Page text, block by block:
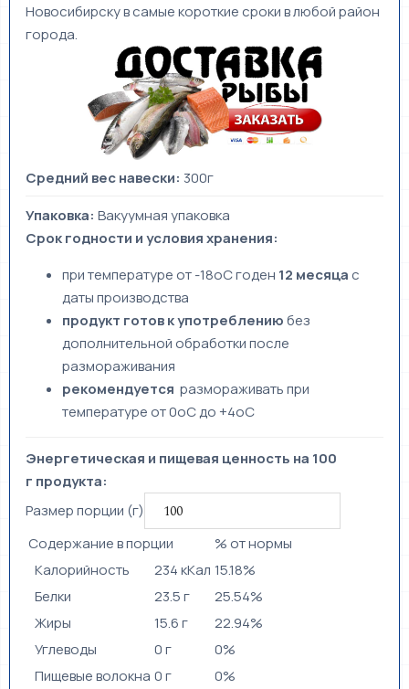
Новосибирску в самые короткие сроки в любой район
города.
Средний вес навески: 300г
Упаковка: Вакуумная упаковка
Срок годности и условия хранения:
при температуре от -18оС годен 12 месяца с
даты производства
продукт готов к употреблениюбез
дополнительной обработки после
размораживания
рекомендуется размораживать при
температуре от 0оС до +4оС
Энергетическая и пищевая ценность на 100
г продукта:
Размер порции (г)
Содержание в порции
% от нормы
Калорийность
234 кКал 15.18%
Белки
23.5 г
25.54%
Жиры
15.6 г
22.94%
Углеводы
0 г
0%
Пищевые волокна 0 г
0%